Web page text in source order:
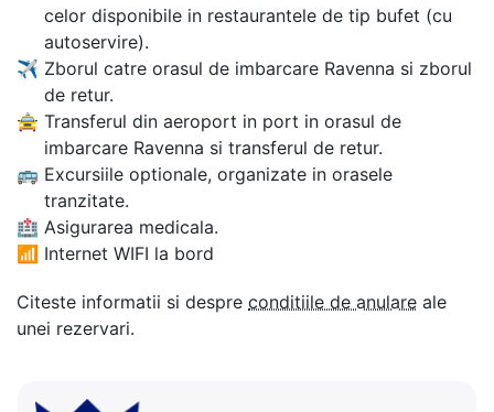
celor disponibile in restaurantele de tip bufet (cu
autoservire).
✈ Zborul catre orasul de imbarcare Ravenna si zborul
de retur.
🚖 Transferul din aeroport in port in orasul de
imbarcare Ravenna si transferul de retur.
🚌 Excursiile optionale, organizate in orasele
tranzitate.
🏥 Asigurarea medicala.
📶 Internet WIFI la bord
Citeste informatii si despre conditiile de anulare ale
unei rezervari.